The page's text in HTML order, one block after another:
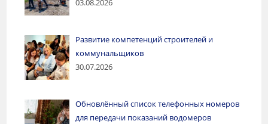
03.08.2026
Развитие компетенций строителей и
коммунальщиков
30.07.2026
Обновлённый список телефонных номеров
для передачи показаний водомеров